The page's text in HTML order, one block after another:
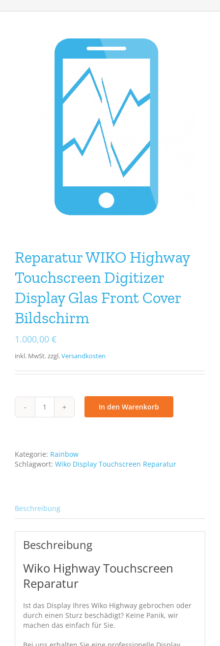
Reparatur WIKO Highway
Touchscreen Digitizer
Display Glas Front Cover
Bildschirm
1.000,00 €
inkl. MwSt.zzgl.Versandkosten
Reparatur
WIKO
Digitizer
Display
Glas
Menge
In den Warenkorb
Kategorie: Rainbow
Schlagwort: Wiko Display Touchscreen Reparatur
Beschreibung
Beschreibung
Wiko Highway Touchscreen
Reparatur
Ist das Display Ihres Wiko Highway gebrochen oder
durch einen Sturz beschädigt? Keine Panik, wir
machen das einfach für Sie.